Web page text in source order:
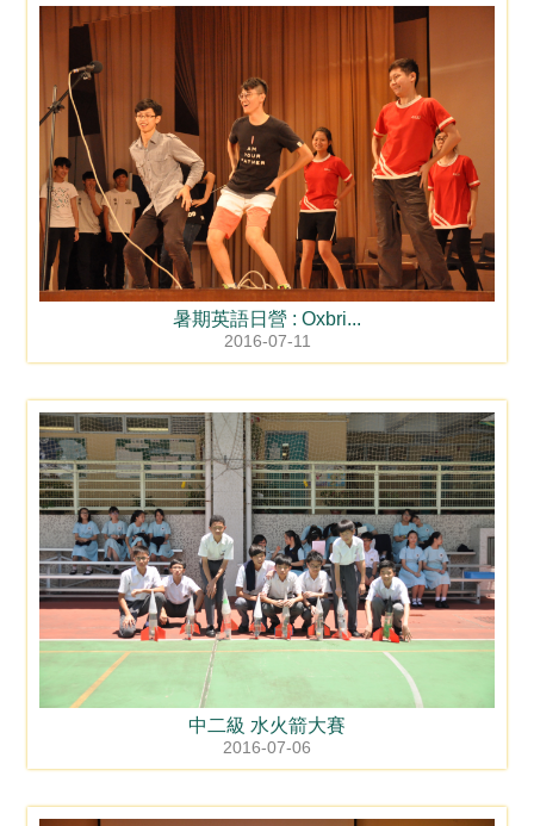
暑期英語日營 : Oxbri...
2016-07-11
中二級 水火箭大賽
2016-07-06